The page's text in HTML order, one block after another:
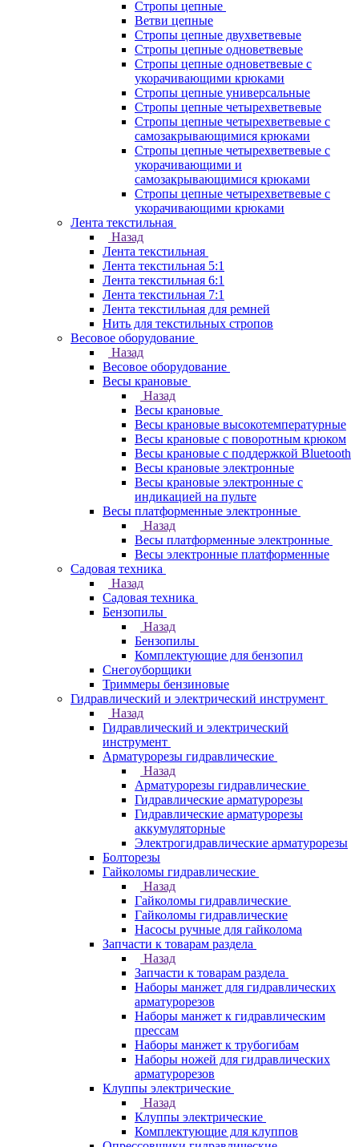
Стропы цепные
Ветви цепные
Стропы цепные двухветвевые
Стропы цепные одноветвевые
Стропы цепные одноветвевые с
укорачивающими крюками
Стропы цепные универсальные
Стропы цепные четырехветвевые
Стропы цепные четырехветвевые с
самозакрывающимися крюками
Стропы цепные четырехветвевые с
укорачивающими и
самозакрывающимися крюками
Стропы цепные четырехветвевые с
укорачивающими крюками
Лента текстильная
Назад
Лента текстильная
Лента текстильная 5:1
Лента текстильная 6:1
Лента текстильная 7:1
Лента текстильная для ремней
Нить для текстильных стропов
Весовое оборудование
Назад
Весовое оборудование
Весы крановые
Назад
Весы крановые
Весы крановые высокотемпературные
Весы крановые с поворотным крюком
Весы крановые с поддержкой Bluetooth
Весы крановые электронные
Весы крановые электронные с
индикацией на пульте
Весы платформенные электронные
Назад
Весы платформенные электронные
Весы электронные платформенные
Садовая техника
Назад
Садовая техника
Бензопилы
Назад
Бензопилы
Комплектующие для бензопил
Снегоуборщики
Триммеры бензиновые
Гидравлический и электрический инструмент
Назад
Гидравлический и электрический
инструмент
Арматурорезы гидравлические
Назад
Арматурорезы гидравлические
Гидравлические арматурорезы
Гидравлические арматурорезы
аккумуляторные
Электрогидравлические арматурорезы
Болторезы
Гайколомы гидравлические
Назад
Гайколомы гидравлические
Гайколомы гидравлические
Насосы ручные для гайколома
Запчасти к товарам раздела
Назад
Запчасти к товарам раздела
Наборы манжет для гидравлических
арматурорезов
Наборы манжет к гидравлическим
прессам
Наборы манжет к трубогибам
Наборы ножей для гидравлических
арматурорезов
Клуппы электрические
Назад
Клуппы электрические
Комплектующие для клуппов